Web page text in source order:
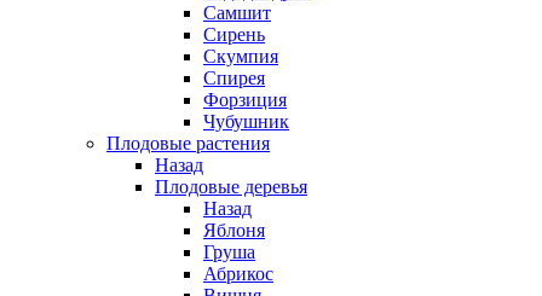
Самшит
Сирень
Скумпия
Спирея
Форзиция
Чубушник
Плодовые растения
Назад
Плодовые деревья
Назад
Яблоня
Груша
Абрикос